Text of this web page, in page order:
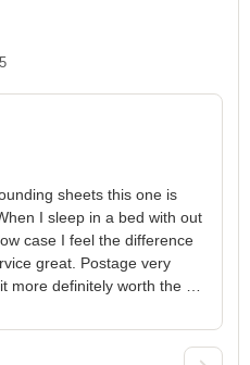
sheets this one is
I sleep in a bed with out
case I feel the difference
great. Postage very
more definitely worth the